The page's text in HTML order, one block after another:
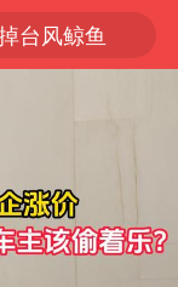
台风鲸鱼
扳三局逆转
佛得角门将亮相智利俱乐部主场